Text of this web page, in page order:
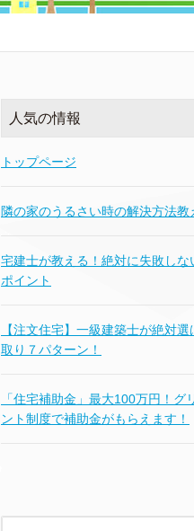
人気の情報
トップページ
隣の家のうるさい時の解決方法教
宅建士が教える！絶対に失敗しな
ポイント
【注文住宅】一級建築士が絶対
取り７パターン！
「住宅補助金」最大100万円！グ
ント制度で補助金がもらえます！